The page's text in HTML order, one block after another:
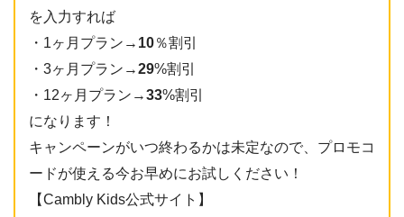
を入力すれば
・1ヶ月プラン→ 10％割引
・3ヶ月プラン→29%割引
・12ヶ月プラン→33%割引
になります！
キャンペーンがいつ終わるかは未定なので、プロモコ
ードが使える今お早めにお試しください！
【Cambly Kids公式サイト】